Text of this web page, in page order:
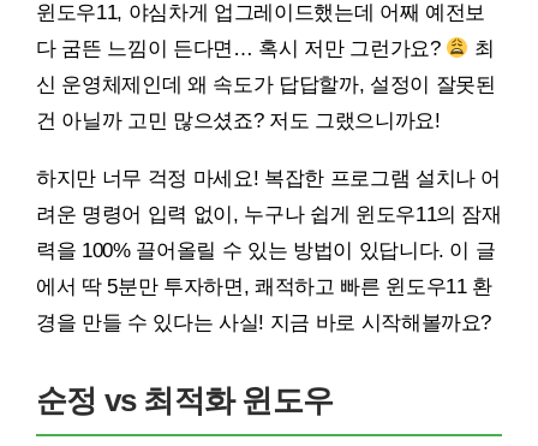
윈도우11, 야심차게 업그레이드했는데 어째 예전보
다 굼뜬 느낌이 든다면… 혹시 저만 그런가요?
최
신 운영체제인데 왜 속도가 답답할까, 설정이 잘못된
건 아닐까 고민 많으셨죠? 저도 그랬으니까요!
하지만 너무 걱정 마세요! 복잡한 프로그램 설치나 어
려운 명령어 입력 없이, 누구나 쉽게 윈도우11의 잠재
력을 100% 끌어올릴 수 있는 방법이 있답니다. 이 글
에서 딱 5분만 투자하면, 쾌적하고 빠른 윈도우11 환
경을 만들 수 있다는 사실! 지금 바로 시작해볼까요?
순정 vs 최적화 윈도우